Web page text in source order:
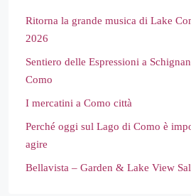
Ritorna la grande musica di Lake
2026
Sentiero delle Espressioni a
Como
I mercatini a Como città
Perché oggi sul Lago di Como è
agire
Bellavista – Garden & Lake View